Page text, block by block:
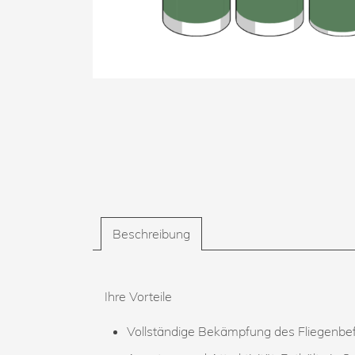
Beschreibung
Ihre Vorteile
Vollständige Bekämpfung des